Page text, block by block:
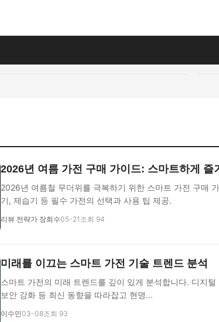
2026년 여름 가전 구매 가이드: 스마트하게 즐
2026년 여름철 무더위를 극복하기 위한 스마트 가전 구매
기, 제습기 등 필수 가전의 선택과 사용 팁 제공.
리뷰 전략가 장희수05-21 조회 94
미래를 이끄는 스마트 가전 기술 트렌드 분석
스마트 가전의 미래 트렌드를 깊이 있게 분석합니다. 디지
보안 강화 등 최신 동향을 따라잡고 현명...
이수민03-08조회 93